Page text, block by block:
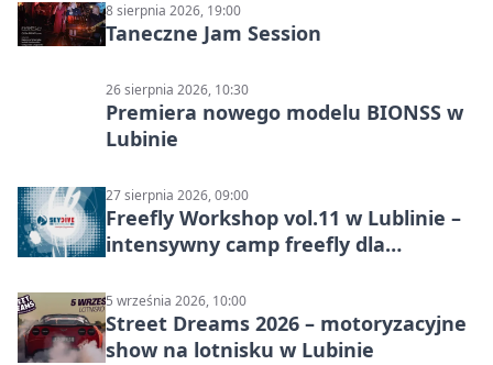
8 sierpnia 2026, 19:00
Taneczne Jam Session
26 sierpnia 2026, 10:30
Premiera nowego modelu BIONSS w
Lubinie
27 sierpnia 2026, 09:00
Freefly Workshop vol.11 w Lublinie –
intensywny camp freefly dla
5 września 2026, 10:00
Street Dreams 2026 – motoryzacyjne
show na lotnisku w Lubinie